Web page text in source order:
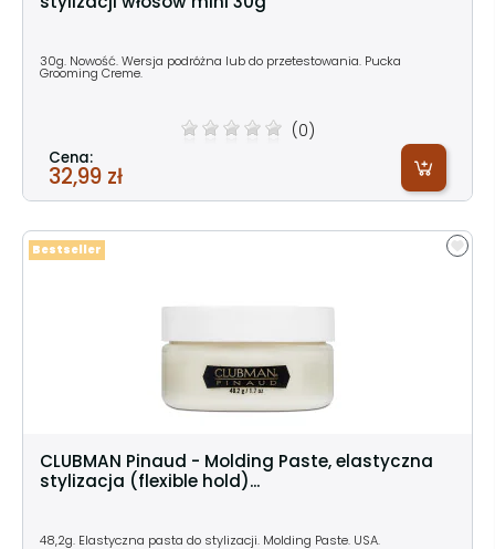
30g. Nowość. Wersja podróżna lub do przetestowania. Pucka
Grooming Creme.
(0)
Cena:
32,99 zł
CLUBMAN Pinaud - Molding Paste, elastyczna
stylizacja (flexible hold)...
48,2g. Elastyczna pasta do stylizacji. Molding Paste. USA.
Bestseller